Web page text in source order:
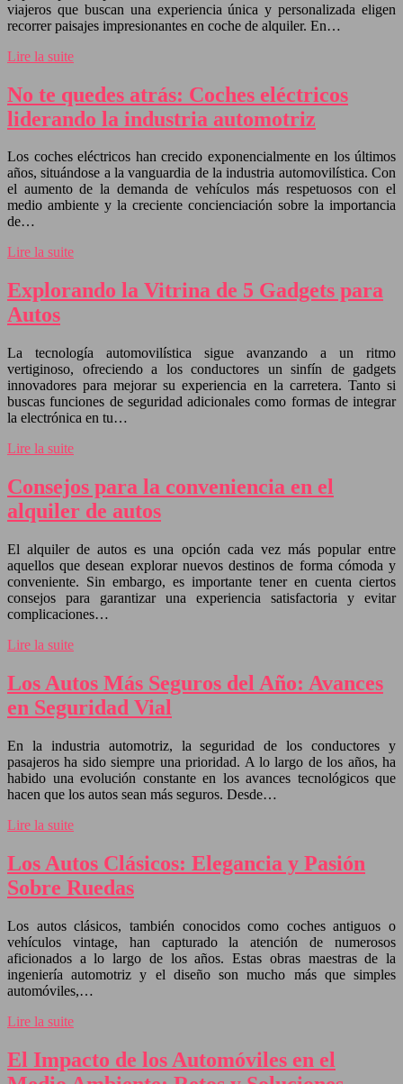
viajeros que buscan una experiencia única y personalizada eligen
recorrer paisajes impresionantes en coche de alquiler. En…
Lire la suite
No te quedes atrás: Coches eléctricos
liderando la industria automotriz
Los coches eléctricos han crecido exponencialmente en los últimos
años, situándose a la vanguardia de la industria automovilística. Con
el aumento de la demanda de vehículos más respetuosos con el
medio ambiente y la creciente concienciación sobre la importancia
de…
Lire la suite
Explorando la Vitrina de 5 Gadgets para
Autos
La tecnología automovilística sigue avanzando a un ritmo
vertiginoso, ofreciendo a los conductores un sinfín de gadgets
innovadores para mejorar su experiencia en la carretera. Tanto si
buscas funciones de seguridad adicionales como formas de integrar
la electrónica en tu…
Lire la suite
Consejos para la conveniencia en el
alquiler de autos
El alquiler de autos es una opción cada vez más popular entre
aquellos que desean explorar nuevos destinos de forma cómoda y
conveniente. Sin embargo, es importante tener en cuenta ciertos
consejos para garantizar una experiencia satisfactoria y evitar
complicaciones…
Lire la suite
Los Autos Más Seguros del Año: Avances
en Seguridad Vial
En la industria automotriz, la seguridad de los conductores y
pasajeros ha sido siempre una prioridad. A lo largo de los años, ha
habido una evolución constante en los avances tecnológicos que
hacen que los autos sean más seguros. Desde…
Lire la suite
Los Autos Clásicos: Elegancia y Pasión
Sobre Ruedas
Los autos clásicos, también conocidos como coches antiguos o
vehículos vintage, han capturado la atención de numerosos
aficionados a lo largo de los años. Estas obras maestras de la
ingeniería automotriz y el diseño son mucho más que simples
automóviles,…
Lire la suite
El Impacto de los Automóviles en el